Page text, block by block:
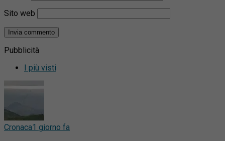
Sito web
Pubblicità
I più visti
Cronaca1 giorno fa